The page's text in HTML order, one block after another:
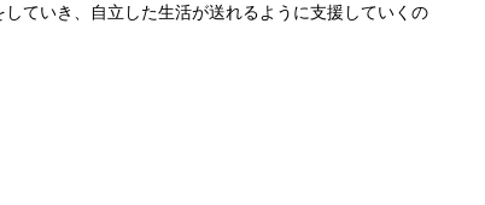
ていき、自立した生活が送れるように支援していくの